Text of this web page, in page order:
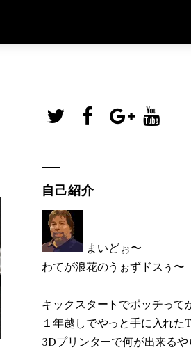
自己紹介
まいどぉ〜
わてが浪花のうぉずドスぅ〜
キックスタートでポッチって
１年越しでやっと手に入れた
3Dプリンターで何が出来るや